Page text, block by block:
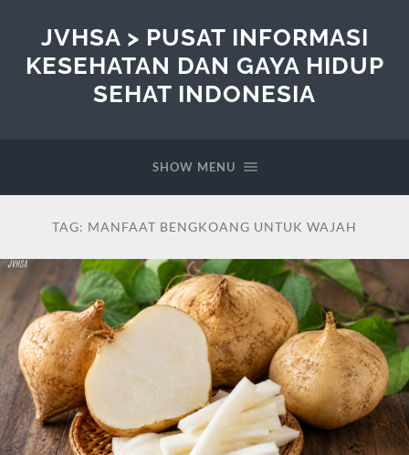
JVHSA > PUSAT INFORMASI
KESEHATAN DAN GAYA HIDUP
SEHAT INDONESIA
SHOW MENU
TAG: MANFAAT BENGKOANG UNTUK WAJAH